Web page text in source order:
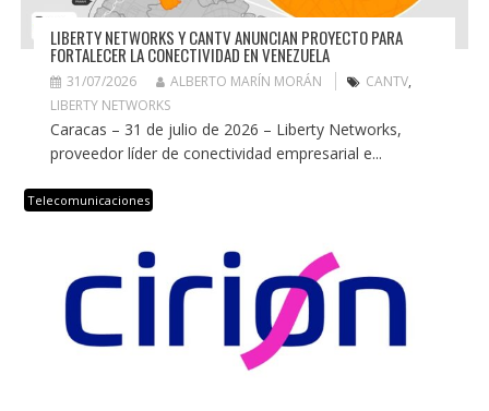
LIBERTY NETWORKS Y CANTV ANUNCIAN PROYECTO PARA
FORTALECER LA CONECTIVIDAD EN VENEZUELA
31/07/2026 ALBERTO MARÍN MORÁN CANTV,
LIBERTY NETWORKS
Caracas – 31 de julio de 2026 – Liberty Networks,
proveedor líder de conectividad empresarial e...
Telecomunicaciones